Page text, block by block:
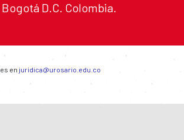
D.C. Colombia.
en juridica@urosario.edu.co